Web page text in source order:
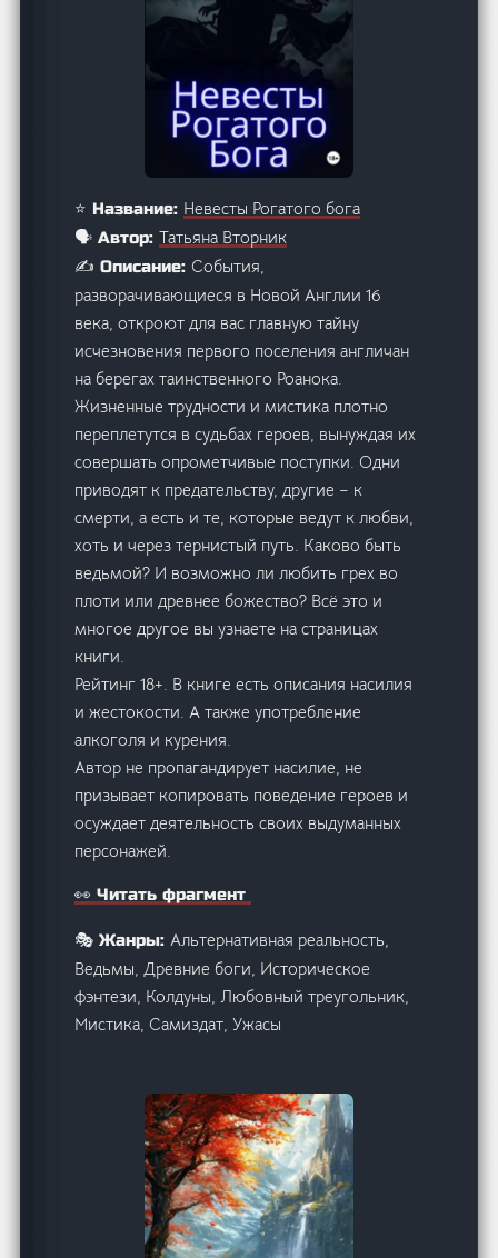
⭐ Название: Невесты Рогатого бога
🗣️ Автор:Татьяна Вторник
✍️ Описание:События,
разворачивающиеся в Новой Англии 16
века, откроют для вас главную тайну
исчезновения первого поселения англичан
на берегах таинственного Роанока.
Жизненные трудности и мистика плотно
переплетутся в судьбах героев, вынуждая их
совершать опрометчивые поступки. Одни
приводят к предательству, другие – к
смерти, а есть и те, которые ведут к любви,
хоть и через тернистый путь. Каково быть
ведьмой? И возможно ли любить грех во
плоти или древнее божество? Всё это и
многое другое вы узнаете на страницах
книги.
Рейтинг 18+. В книге есть описания насилия
и жестокости. А также употребление
алкоголя и курения.
Автор не пропагандирует насилие, не
призывает копировать поведение героев и
осуждает деятельность своих выдуманных
персонажей.
👀 Читать фрагмент
🎭 Жанры:Альтернативная реальность,
Ведьмы, Древние боги, Историческое
фэнтези, Колдуны, Любовный треугольник,
Мистика, Самиздат, Ужасы